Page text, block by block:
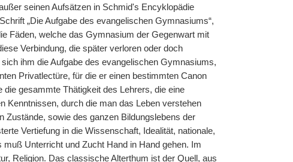
seinen Aufsätzen in Schmid's Encyklopädie
„Die Aufgabe des evangelischen Gymnasiums“,
Fäden, welche das Gymnasium der Gegenwart mit
Verbindung, die später verloren oder doch
ihm die Aufgabe des evangelischen Gymnasiums,
Privatlectüre, für die er einen bestimmten Canon
gesammte Thätigkeit des Lehrers, die eine
Kenntnissen, durch die man das Leben verstehen
Zustände, sowie des ganzen Bildungslebens der
Vertiefung in die Wissenschaft, Idealität, nationale,
Unterricht und Zucht Hand in Hand gehen. Im
Religion. Das classische Alterthum ist der Quell, aus